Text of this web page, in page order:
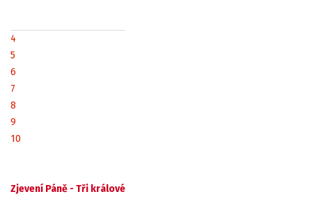
4
5
6
7
8
9
10
Zjevení Páně - Tři králové